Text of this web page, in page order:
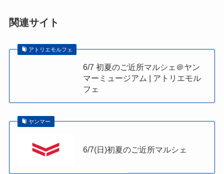
関連サイト
アトリエモルフェ
6/7 初夏のご近所マルシェ＠ヤン
マーミュージアム | アトリエモル
フェ
ヤンマー
6/7(日)初夏のご近所マルシェ